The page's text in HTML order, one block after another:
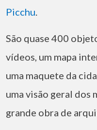
Picchu.
São quase 400
vídeos, um mapa
uma maquete da
uma visão geral dos
grande obra de